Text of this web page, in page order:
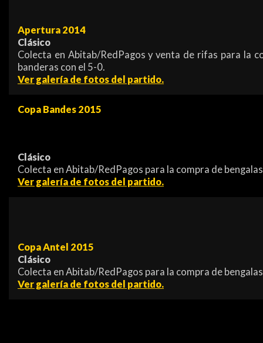
Apertura 2014
Clásico
Colecta en Abitab/RedPagos y venta de rifas para la
banderas con el 5-0.
Ver galería de fotos del partido.
Copa Bandes 2015
Clásico
Colecta en Abitab/RedPagos para la compra de
Ver galería de fotos del partido.
Copa Antel 2015
Clásico
Colecta en Abitab/RedPagos para la compra de
Ver galería de fotos del partido.